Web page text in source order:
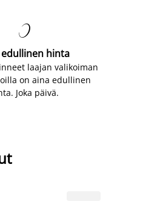

hinta
laajan valikoiman
on aina edullinen
Joka päivä.